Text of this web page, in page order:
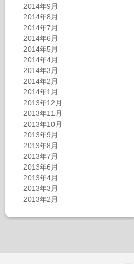
2014年9月
2014年8月
2014年7月
2014年6月
2014年5月
2014年4月
2014年3月
2014年2月
2014年1月
2013年12月
2013年11月
2013年10月
2013年9月
2013年8月
2013年7月
2013年6月
2013年4月
2013年3月
2013年2月